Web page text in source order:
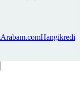
Arabam.comHangikredi